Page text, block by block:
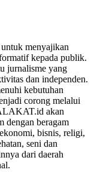
menyajikan
kepada publik.
jurnalisme yang
dan independen.
kebutuhan
corong melalui
akan
dengan beragam
bisnis, religi,
seni dan
dari daerah